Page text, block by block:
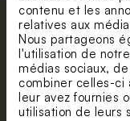
contenu et les
relatives aux
Nous partageons
l'utilisation de
médias sociaux,
combiner celles-ci
leur avez fournies
utilisation de leurs
Abonnez-
informé.
de réduction.
Prénom